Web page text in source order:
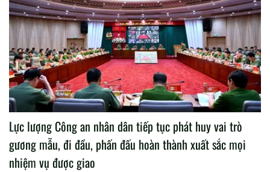
Lực lượng Công an nhân dân tiếp tục phát huy vai trò
gương mẫu, đi đầu, phấn đấu hoàn thành xuất sắc mọi
nhiệm vụ được giao